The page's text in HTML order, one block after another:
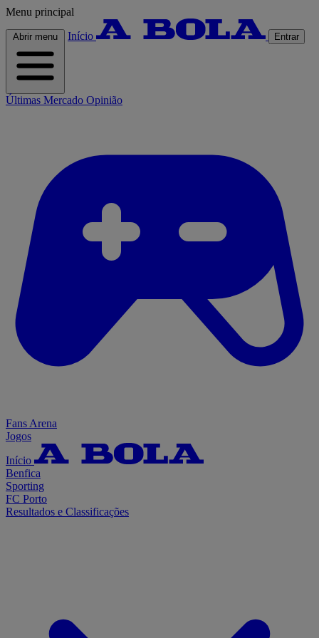
Menu principal
Abrir menu Início Entrar
Últimas Mercado Opinião
Fans Arena
Jogos
Início
Benfica
Sporting
FC Porto
Resultados e Classificações